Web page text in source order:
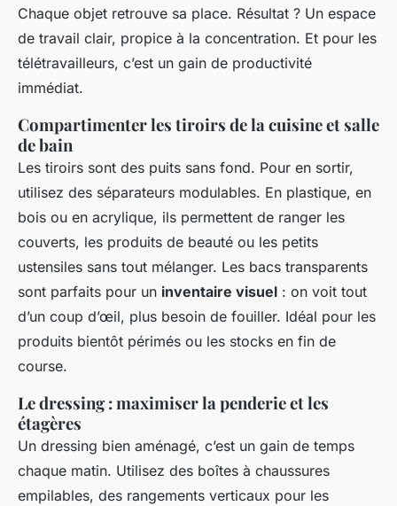
Chaque objet retrouve sa place. Résultat ? Un espace
de travail clair, propice à la concentration. Et pour les
télétravailleurs, c’est un gain de productivité
immédiat.
Compartimenter les tiroirs de la cuisine et salle
de bain
Les tiroirs sont des puits sans fond. Pour en sortir,
utilisez des séparateurs modulables. En plastique, en
bois ou en acrylique, ils permettent de ranger les
couverts, les produits de beauté ou les petits
ustensiles sans tout mélanger. Les bacs transparents
sont parfaits pour un inventaire visuel : on voit tout
d’un coup d’œil, plus besoin de fouiller. Idéal pour les
produits bientôt périmés ou les stocks en fin de
course.
Le dressing : maximiser la penderie et les
étagères
Un dressing bien aménagé, c’est un gain de temps
chaque matin. Utilisez des boîtes à chaussures
empilables, des rangements verticaux pour les